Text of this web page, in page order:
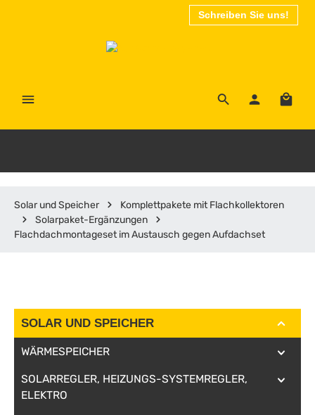
Schreiben Sie uns!
Solar und Speicher
Komplettpakete mit Flachkollektoren
Solarpaket-Ergänzungen
Flachdachmontageset im Austausch gegen Aufdachset
SOLAR UND SPEICHER
WÄRMESPEICHER
SOLARREGLER, HEIZUNGS-SYSTEMREGLER,
ELEKTRO